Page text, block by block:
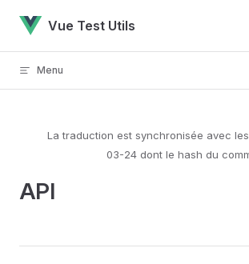
Skip to content
Vue Test Utils
Menu
La traduction est synchronisée avec
03-24dont le hash du
API